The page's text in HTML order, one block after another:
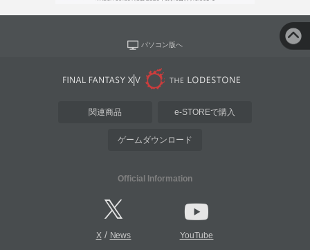
パソコン版へ
関連商品 e-STOREで購入
ゲームダウンロード
Official Information
X/ News YouTube